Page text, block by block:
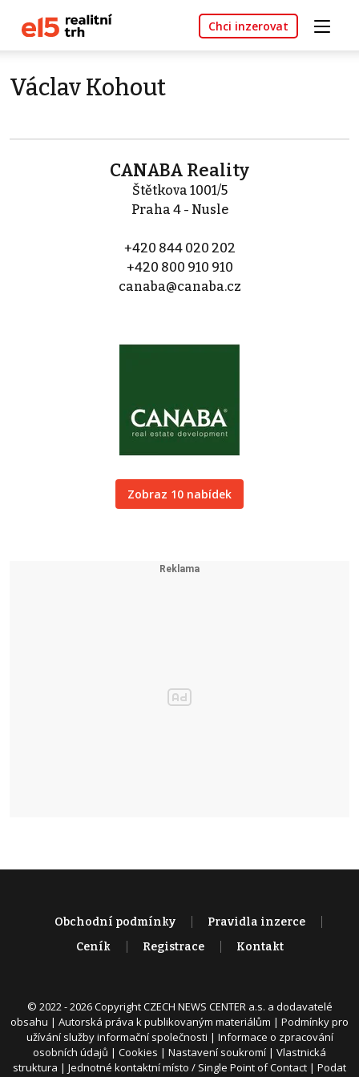
Chci inzerovat
Václav Kohout
CANABA Reality
Štětkova 1001/5
Praha 4 - Nusle
+420 844 020 202
+420 800 910 910
canaba@canaba.cz
Zobraz 10 nabídek
Obchodní podmínky
Pravidla inzerce
Ceník
Registrace Kontakt
© 2022 - 2026 Copyright CZECH NEWS CENTER a.s. a dodavatelé
obsahu | Autorská práva k publikovaným materiálům | Podmínky pro
užívání služby informační společnosti | Informace o zpracování
osobních údajů | Cookies | Nastavení soukromí | Vlastnická
struktura | Jednotné kontaktní místo / Single Point of Contact | Podat